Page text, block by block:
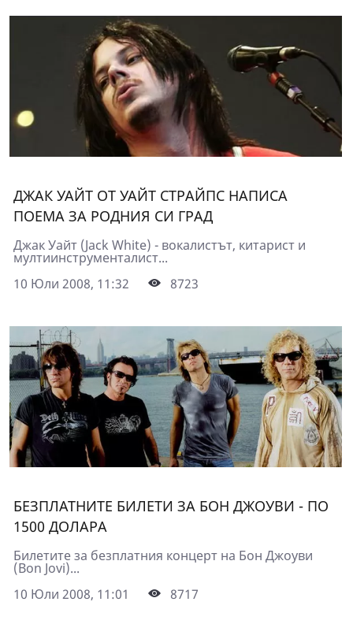
ДЖАК УАЙТ ОТ УАЙТ СТРАЙПС НАПИСА
ПОЕМА ЗА РОДНИЯ СИ ГРАД
Джак Уайт (Jack White) - вокалистът, китарист и
мултиинструменталист...
10 Юли 2008, 11:32
8723
БЕЗПЛАТНИТЕ БИЛЕТИ ЗА БОН ДЖОУВИ - ПО
1500 ДОЛАРА
Билетите за безплатния концерт на Бон Джоуви
(Bon Jovi)...
10 Юли 2008, 11:01
8717